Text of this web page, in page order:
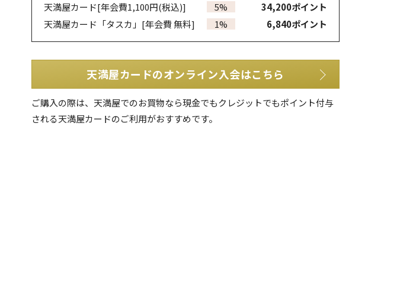
天満屋カード[年会費1,100円(税込)] 5% 34,200ポイント
天満屋カード「タスカ」 [年会費 無料] 1% 6,840ポイント
天満屋カードのオンライン入会はこちら
ご購入の際は、天満屋でのお買物なら現金でもクレジットでもポイント付与
される天満屋カードのご利用がおすすめです。